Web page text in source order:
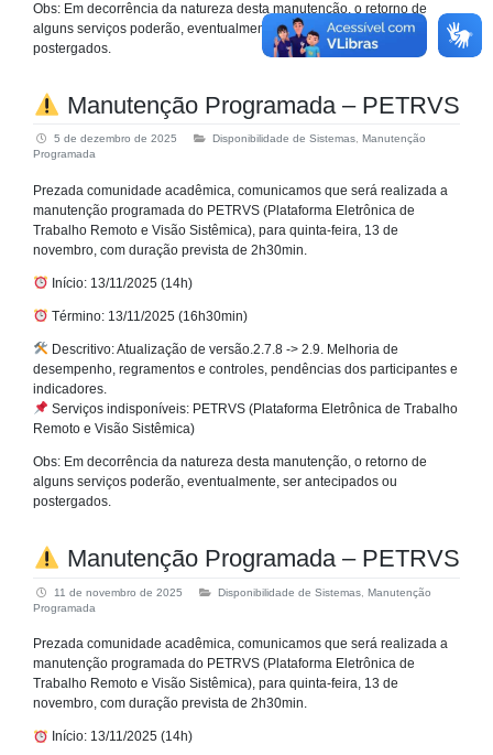
Obs: Em decorrência da natureza desta manutenção, o retorno de
alguns serviços poderão, eventualmente, ser antecipados ou
postergados.
Manutenção Programada – PETRVS
5 de dezembro de 2025 Disponibilidade de Sistemas, Manutenção
Programada
Prezada comunidade acadêmica, comunicamos que será realizada a
manutenção programada do PETRVS (Plataforma Eletrônica de
Trabalho Remoto e Visão Sistêmica), para quinta-feira, 13 de
novembro, com duração prevista de 2h30min.
Início: 13/11/2025 (14h)
Término: 13/11/2025 (16h30min)
Descritivo: Atualização de versão.2.7.8 -> 2.9. Melhoria de
desempenho, regramentos e controles, pendências dos participantes e
indicadores.
Serviços indisponíveis: PETRVS (Plataforma Eletrônica de Trabalho
Remoto e Visão Sistêmica)
Obs: Em decorrência da natureza desta manutenção, o retorno de
alguns serviços poderão, eventualmente, ser antecipados ou
postergados.
Manutenção Programada – PETRVS
11 de novembro de 2025 Disponibilidade de Sistemas Manutenção
Programada
Prezada comunidade acadêmica, comunicamos que será realizada a
manutenção programada do PETRVS (Plataforma Eletrônica de
Trabalho Remoto e Visão Sistêmica), para quinta-feira, 13 de
novembro, com duração prevista de 2h30min.
Início: 13/11/2025 (14h)